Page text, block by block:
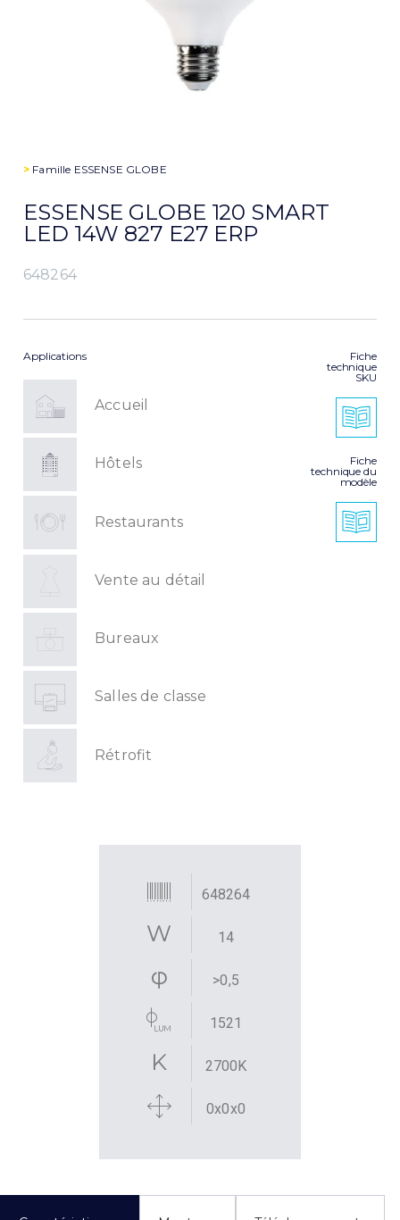
> Famille ESSENSE GLOBE
ESSENSE GLOBE 120 SMART
LED 14W 827 E27 ERP
648264
Applications
Accueil
Hôtels
Restaurants
Vente au détail
Bureaux
Salles de classe
Rétrofit
Fiche
technique
SKU
Fiche
technique du
modèle
648264
14
>0,5
1521
2700K
0x0x0